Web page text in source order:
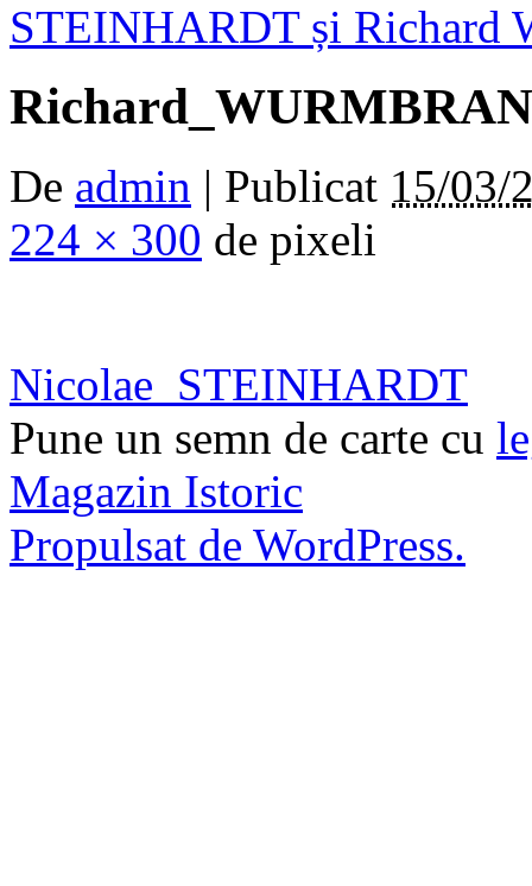
STEINHARDT și Richard
De admin | Publicat 15/03/
224 × 300 de pixeli
Nicolae_STEINHARDT
Pune un semn de carte cu
Magazin Istoric
Propulsat de WordPress.